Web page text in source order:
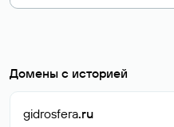
Домены с историей
gidrosfera.ru